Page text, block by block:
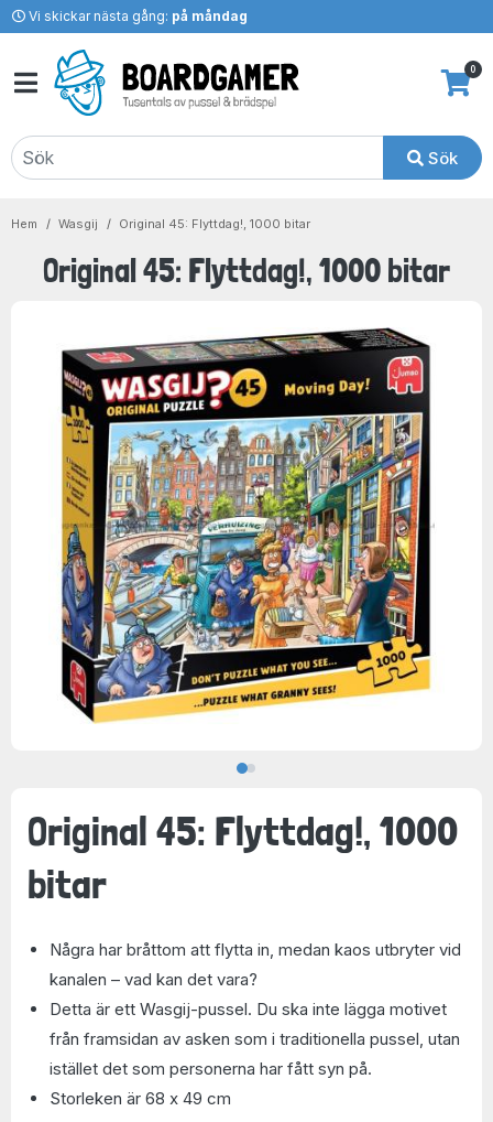
Vi skickar nästa gång: på måndag
Sök
0
Hem Wasgij Original 45: Flyttdag!, 1000 bitar
Original 45: Flyttdag!, 1000 bitar
Original 45: Flyttdag!, 1000
bitar
Några har bråttom att flytta in, medan kaos utbryter vid
kanalen – vad kan det vara?
Detta är ett Wasgij-pussel. Du ska inte lägga motivet
från framsidan av asken som i traditionella pussel, utan
istället det som personerna har fått syn på.
Storleken är 68 x 49 cm